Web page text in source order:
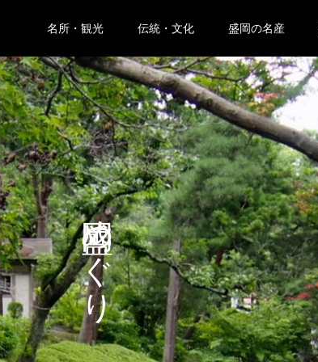
名所・観光 伝統・文化 盛岡の名産
盛岡めぐり